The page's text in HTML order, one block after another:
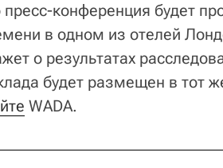
конференция будет
в одном из отелей
о результатах
будет размещен в тот
WADA.